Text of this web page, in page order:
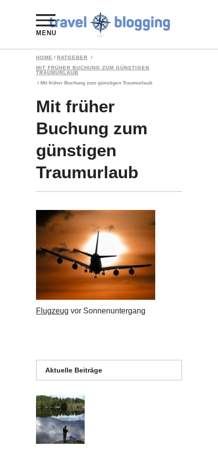
MENU
HOME / RATGEBER
/
MIT FRÜHER BUCHUNG ZUM GÜNSTIGEN
TRAUMURLAUB
/ Mit früher Buchung zum günstigen Traumurlaub
Mit früher
Buchung zum
günstigen
Traumurlaub
Flugzeug vor Sonnenuntergang
Aktuelle Beiträge